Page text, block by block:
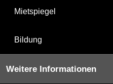
Mietspiegel
Bildung
Weitere Informationen